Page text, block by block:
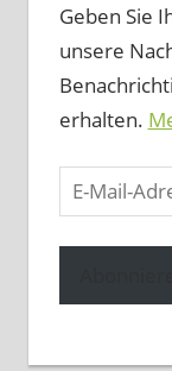
Geben Sie
unsere
erhalten.
E-
Mail-
Adresse